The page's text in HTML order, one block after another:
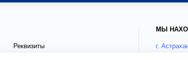
Реквизиты
МЫ
г.